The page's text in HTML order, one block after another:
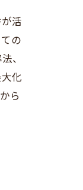
活
の
、
化
ら